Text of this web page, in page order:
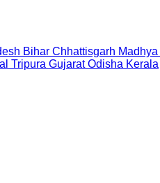
Bihar Chhattisgarh
Tripura Gujarat Odisha Kerala